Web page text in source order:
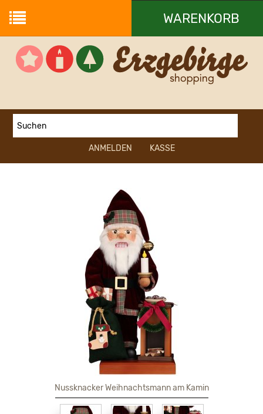
WARENKORB
Ihr Warenkorb ist leer.
ANMELDEN KASSE
Nussknacker Weihnachtsmann am Kamin